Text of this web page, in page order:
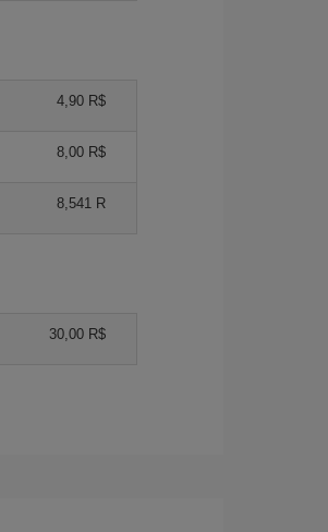
4,90 R$
8,00 R$
8,541 R
30,00 R$